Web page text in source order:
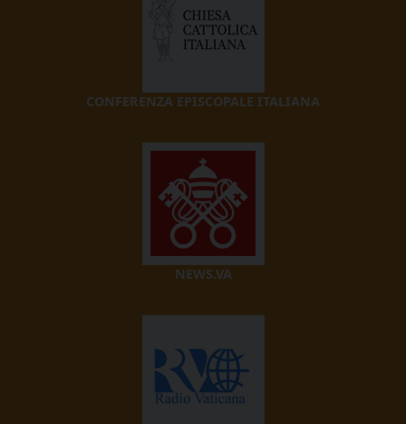
CONFERENZA EPISCOPALE ITALIANA
NEWS.VA